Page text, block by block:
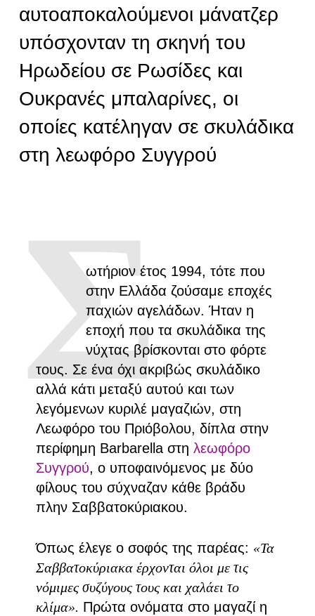
αυτοαποκαλούμενοι μάνατζερ
υπόσχονταν τη σκηνή του
Ηρωδείου σε Ρωσίδες και
Ουκρανές μπαλαρίνες, οι
οποίες κατέληγαν σε σκυλάδικα
στη λεωφόρο Συγγρού
Σ
ωτήριον έτος 1994, τότε που
στην Ελλάδα ζούσαμε εποχές
παχιών αγελάδων. Ήταν η
εποχή που τα σκυλάδικα της
νύχτας βρίσκονται στο φόρτε
τους. Σε ένα όχι ακριβώς σκυλάδικο
αλλά κάτι μεταξύ αυτού και των
λεγόμενων κυριλέ μαγαζιών, στη
Λεωφόρο του Πριόβολου, δίπλα στην
περίφημη Barbarella στη λεωφόρο
Συγγρού, ο υποφαινόμενος με δύο
φίλους του σύχναζαν κάθε βράδυ
πλην Σαββατοκύριακου.
Όπως έλεγε ο σοφός της παρέας: «Τα
Σαββατοκύριακα έρχονται όλοι με τις
νόμιμες συζύγους τους και χαλάει το
κλίμα». Πρώτα ονόματα στο μαγαζί η